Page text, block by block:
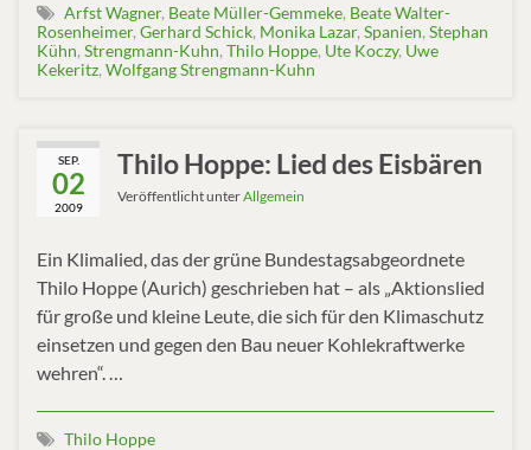
Arfst Wagner, Beate Müller-Gemmeke, Beate Walter-
Rosenheimer, Gerhard Schick, Monika Lazar, Spanien, Stephan
Kühn, Strengmann-Kuhn, Thilo Hoppe, Ute Koczy, Uwe
Kekeritz, Wolfgang Strengmann-Kuhn
SEP.
02
2009
Thilo Hoppe: Lied des Eisbären
Veröffentlicht unterAllgemein
Ein Klimalied, das der grüne Bundestagsabgeordnete
Thilo Hoppe (Aurich) geschrieben hat – als „Aktionslied
für große und kleine Leute, die sich für den Klimaschutz
einsetzen und gegen den Bau neuer Kohlekraftwerke
wehren“. …
Thilo Hoppe